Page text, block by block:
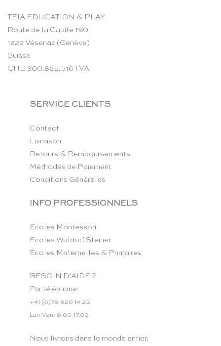
TEIA EDUCATION & PLAY
Route de la Capite 190
1222 Vésenaz (Genève)
Suisse
CHE-300.825.516 TVA
SERVICE CLIENTS
Contact
Livraison
Retours & Remboursements
Méthodes de Paiement
Conditions Générales
INFO PROFESSIONNELS
Ecoles Montessori
Ecoles Waldorf Steiner
Écoles Maternelles & Primaires
BESOIN D’AIDE ?
Par téléphone:
+41 (0)79 920 14 23
Lun-Ven: 9.00-17.00
Nous livrons dans le monde entier.